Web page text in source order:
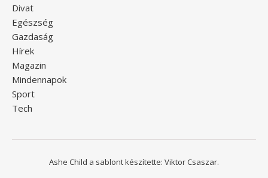
Divat
Egészség
Gazdaság
Hírek
Magazin
Mindennapok
Sport
Tech
Ashe Child a sablont készítette: Viktor Csaszar.